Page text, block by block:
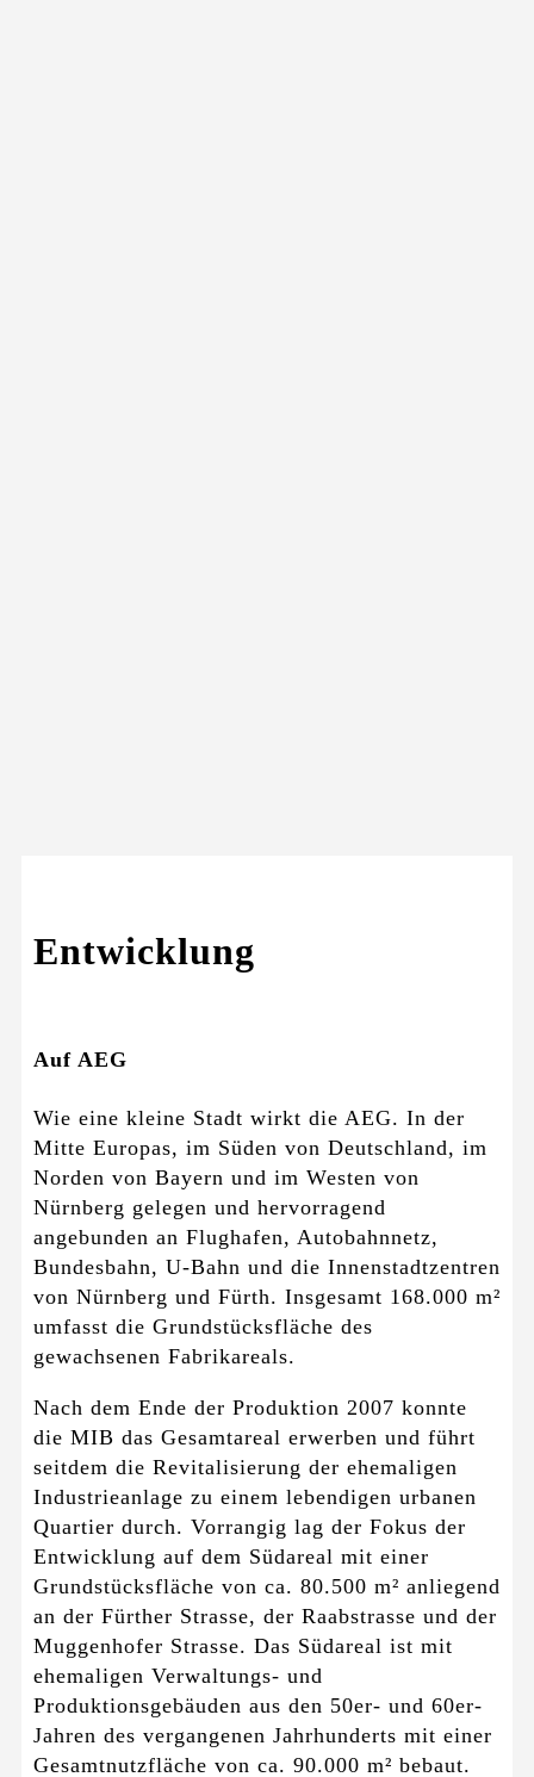
Entwicklung
Auf AEG
Wie eine kleine Stadt wirkt die AEG. In der
Mitte Europas, im Süden von Deutschland, im
Norden von Bayern und im Westen von
Nürnberg gelegen und hervorragend
angebunden an Flughafen, Autobahnnetz,
Bundesbahn, U-Bahn und die Innenstadtzentren
von Nürnberg und Fürth. Insgesamt 168.000 m²
umfasst die Grundstücksfläche des
gewachsenen Fabrikareals.
Nach dem Ende der Produktion 2007 konnte
die MIB das Gesamtareal erwerben und führt
seitdem die Revitalisierung der ehemaligen
Industrieanlage zu einem lebendigen urbanen
Quartier durch. Vorrangig lag der Fokus der
Entwicklung auf dem Südareal mit einer
Grundstücksfläche von ca. 80.500 m² anliegend
an der Fürther Strasse, der Raabstrasse und der
Muggenhofer Strasse. Das Südareal ist mit
ehemaligen Verwaltungs- und
Produktionsgebäuden aus den 50er- und 60er-
Jahren des vergangenen Jahrhunderts mit einer
Gesamtnutzfläche von ca. 90.000 m² bebaut.